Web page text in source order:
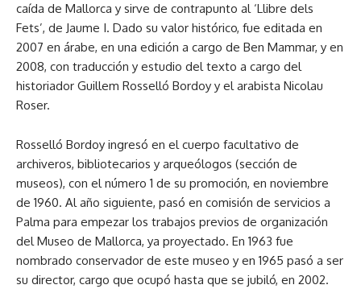
caída de Mallorca y sirve de contrapunto al ‘Llibre dels
Fets’, de Jaume I. Dado su valor histórico, fue editada en
2007 en árabe, en una edición a cargo de Ben Mammar, y en
2008, con traducción y estudio del texto a cargo del
historiador Guillem Rosselló Bordoy y el arabista Nicolau
Roser.
Rosselló Bordoy ingresó en el cuerpo facultativo de
archiveros, bibliotecarios y arqueólogos (sección de
museos), con el número 1 de su promoción, en noviembre
de 1960. Al año siguiente, pasó en comisión de servicios a
Palma para empezar los trabajos previos de organización
del Museo de Mallorca, ya proyectado. En 1963 fue
nombrado conservador de este museo y en 1965 pasó a ser
su director, cargo que ocupó hasta que se jubiló, en 2002.